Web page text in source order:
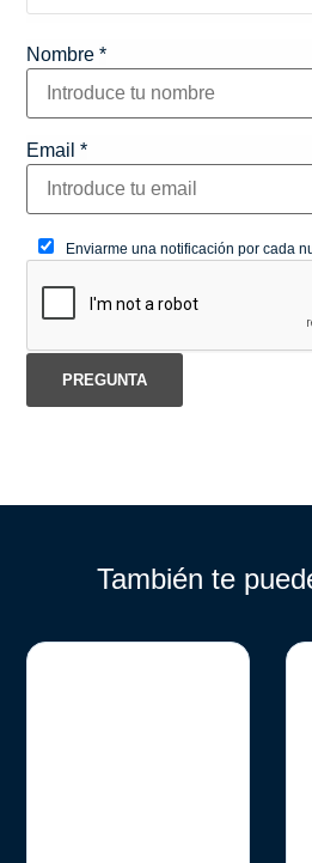
Nombre*
Email*
Enviarme una notificación por cada
También te